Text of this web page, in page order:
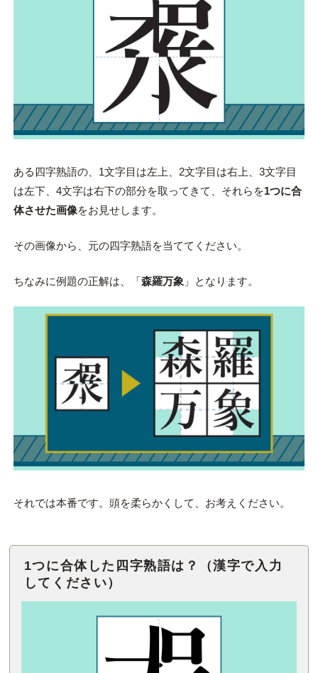
ある四字熟語の、1文字目は左上、2文字目は右上、3文字目
は左下、4文字は右下の部分を取ってきて、それらを1つに合
体させた画像をお見せします。
その画像から、元の四字熟語を当ててください。
ちなみに例題の正解は、「森羅万象 」となります。
それでは本番です。頭を柔らかくして、お考えください。
1つに合体した四字熟語は？（漢字で入力
してください）